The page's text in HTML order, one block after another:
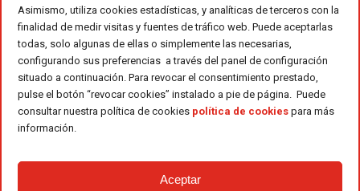
Asimismo, utiliza cookies estadísticas, y analíticas de terceros con la
finalidad de medir visitas y fuentes de tráfico web. Puede aceptarlas
todas, solo algunas de ellas o simplemente las necesarias,
configurando sus preferencias a través del panel de configuración
situado a continuación. Para revocar el consentimiento prestado,
pulse el botón “revocar cookies” instalado a pie de página. Puede
consultar nuestra política de cookies política de cookies para más
información.
Aceptar